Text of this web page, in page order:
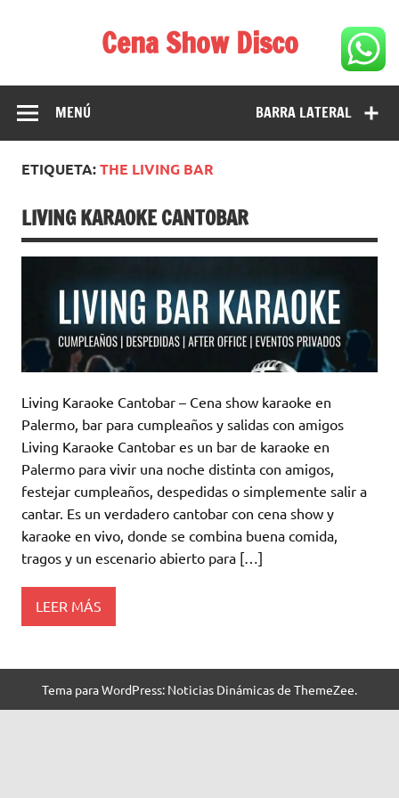
Cena Show Disco
Cena Show Disco – DISCO CENA SHOW GUIA DE
RESTAURANTES
BARRA LATERAL
MENÚ
ETIQUETA:THE LIVING BAR
LIVING KARAOKE CANTOBAR
Living Karaoke Cantobar – Cena show karaoke en
Palermo, bar para cumpleaños y salidas con amigos
Living Karaoke Cantobar es un bar de karaoke en
Palermo para vivir una noche distinta con amigos,
festejar cumpleaños, despedidas o simplemente salir a
cantar. Es un verdadero cantobar con cena show y
karaoke en vivo, donde se combina buena comida,
tragos y un escenario abierto para […]
LEER MÁS
Tema para WordPress: Noticias Dinámicas de ThemeZee.